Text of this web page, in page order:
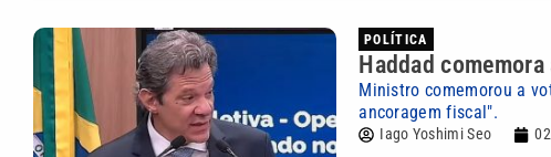
POLÍTICA
Haddad
Ministro comemorou a
ancoragem fiscal".
Iago Yoshimi Seo